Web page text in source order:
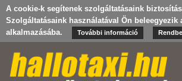
A cookie-k segítenek szolgáltatásaink
Szolgáltatásaink használatával Ön beleegyezik
alkalmazásába.
További információ